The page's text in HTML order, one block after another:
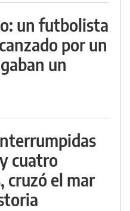
un futbolista
por un
un
cuatro
el mar